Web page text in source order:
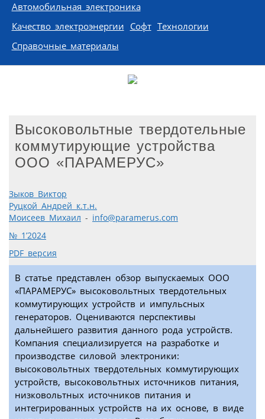
Автомобильная электроника
Качество электроэнергии Софт Технологии
Справочные материалы
Высоковольтные твердотельные
коммутирующие устройства
ООО «ПАРАМЕРУС»
Зыков Виктор
Руцкой Андрей к.т.н.
Моисеев Михаил - info@paramerus.com
№ 1’2024
PDF версия
В статье представлен обзор выпускаемых ООО
«ПАРАМЕРУС» высоковольтных твердотельных
коммутирующих устройств и импульсных
генераторов. Оцениваются перспективы
дальнейшего развития данного рода устройств.
Компания специализируется на разработке и
производстве силовой электроники:
высоковольтных твердотельных коммутирующих
устройств, высоковольтных источников питания,
низковольтных источников питания и
интегрированных устройств на их основе, в виде